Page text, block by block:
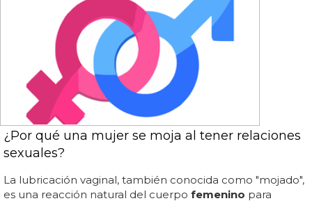
¿Por qué una mujer se moja al tener relaciones
sexuales?
La lubricación vaginal, también conocida como "mojado",
es una reacción natural del cuerpo femenino para